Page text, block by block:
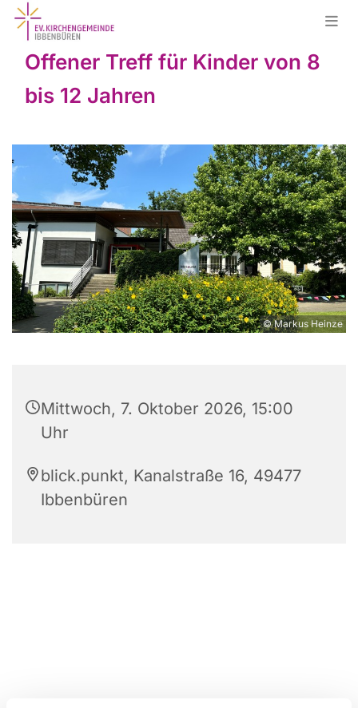
Offener Treff für Kinder von 8
bis 12 Jahren
© Markus Heinze
Mittwoch, 7. Oktober 2026, 15:00
Uhr
blick.punkt, Kanalstraße 16, 49477
Ibbenbüren